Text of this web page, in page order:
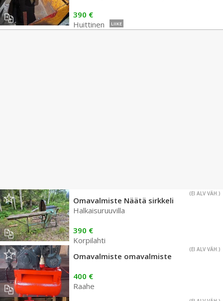
390 €
Huittinen
LIIKE
(EI ALV VÄH.)
Omavalmiste Näätä sirkkeli
Halkaisuruuvilla
390 €
Korpilahti
(EI ALV VÄH.)
Omavalmiste omavalmiste
400 €
Raahe